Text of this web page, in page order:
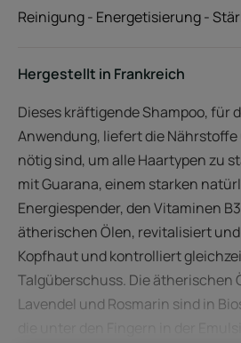
Reinigung - Energetisierung -
Hergestellt in Frankreich
Dieses kräftigende Shampoo, für
Anwendung, liefert die Nährstoffe
nötig sind, um alle Haartypen zu
mit Guarana, einem starken
Energiespender, den Vitaminen
ätherischen Ölen, revitalisiert
Kopfhaut und kontrolliert
Talgüberschuss. Die ätherischen
Lavendel und Rosmarin sind in